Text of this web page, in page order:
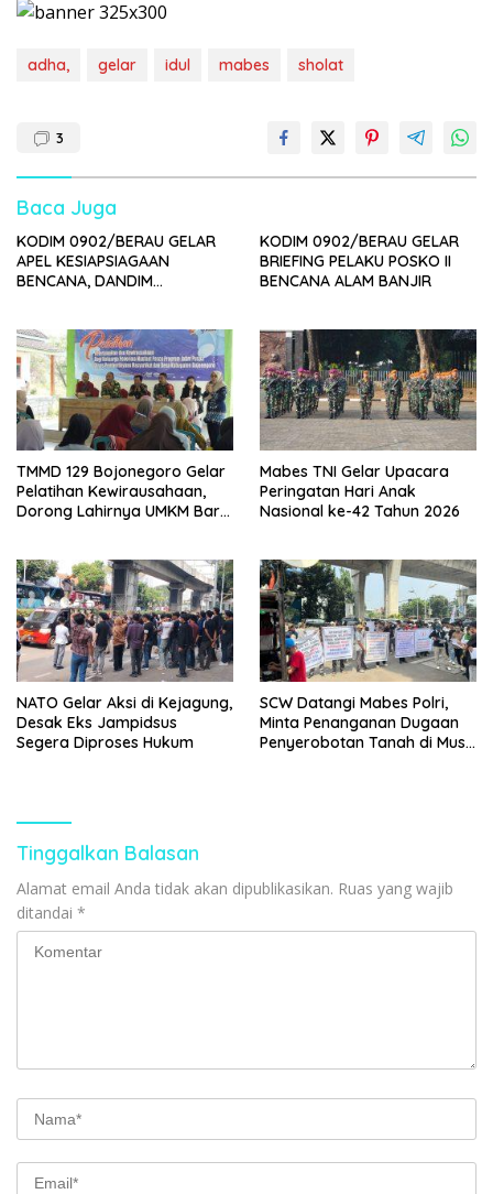
adha, gelar idul mabes sholat
3
Baca Juga
KODIM 0902/BERAU GELAR
APEL KESIAPSIAGAAN
BENCANA, DANDIM
KODIM 0902/BERAU GELAR
BRIEFING PELAKU POSKO II
BENCANA ALAM BANJIR
TMMD 129 Bojonegoro Gelar
Pelatihan Kewirausahaan,
Dorong Lahirnya UMKM Baru
Mabes TNI Gelar Upacara
Peringatan Hari Anak
Nasional ke-42 Tahun 2026
NATO Gelar Aksi di Kejagung,
Desak Eks Jampidsus
Segera Diproses Hukum
SCW Datangi Mabes Polri,
Minta Penanganan Dugaan
Penyerobotan Tanah di Musi
Tinggalkan Balasan
Alamat email Anda tidak akan dipublikasikan. Ruas yang wajib
ditandai *